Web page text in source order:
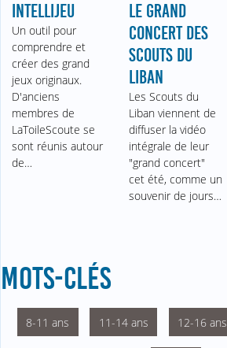
INTELLIJEU
Un outil pour
comprendre et
créer des grand
jeux originaux.
D'anciens
membres de
LaToileScoute se
sont réunis autour
de…
LE GRAND
CONCERT DES
SCOUTS DU
LIBAN
Les Scouts du
Liban viennent de
diffuser la vidéo
intégrale de leur
"grand concert"
cet été, comme un
souvenir de jours…
MOTS-CLÉS
8-11 ans 11-14 ans 12-16 ans